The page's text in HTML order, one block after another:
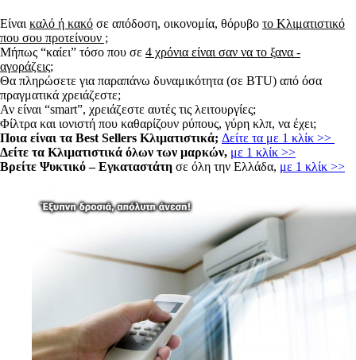
Είναι καλό ή κακό σε απόδοση, οικονομία, θόρυβο το Κλιματιστικό
που σου προτείνουν ;
Μήπως “καίει” τόσο που σε 4 χρόνια είναι σαν να το ξανα -
αγοράζεις;
Θα πληρώσετε για παραπάνω δυναμικότητα (σε BTU) από όσα
πραγματικά χρειάζεστε;
Αν είναι “smart”, χρειάζεστε αυτές τις λειτουργίες;
Φίλτρα και ιονιστή που καθαρίζουν ρύπους, γύρη κλπ, να έχει;
Ποια είναι τα Best Sellers Κλιματιστικά; Δείτε τα με 1 κλίκ >>
Δείτε τα Κλιματιστικά όλων των μαρκών, με 1 κλίκ >>
Βρείτε Ψυκτικό – Εγκαταστάτη σε όλη την Ελλάδα, με 1 κλίκ >>